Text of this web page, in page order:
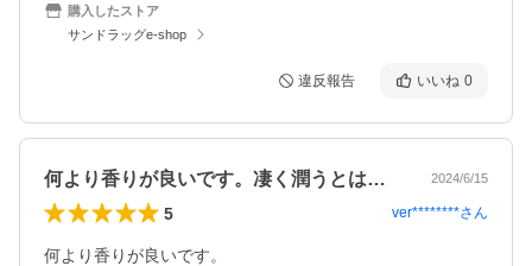
購入したストア
サンドラッグe-shop
違反報告 いいね 0
何より香りが良いです。凄く潤うとはいき… 2024/6/15
5 ver********さん
何より香りが良いです。